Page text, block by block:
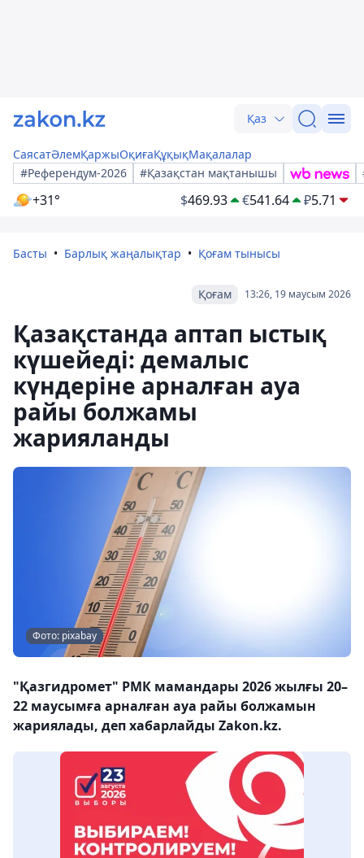
Қаз
СаясатӘлемҚаржыОқиғаҚұқықМақалалар
#Референдум-2026
#Қазақстан мақтанышы
+31° $469.93 €541.64 ₽5.71
Басты Барлық жаңалықтар Қоғам тынысы
13:26, 19 маусым 2026
Қоғам
Қазақстанда аптап ыстық
күшейеді: демалыс
күндеріне арналған ауа
райы болжамы
жарияланды
Фото: pixabay
"Қазгидромет" РМК мамандары 2026 жылғы 20–
22 маусымға арналған ауа райы болжамын
жариялады, деп хабарлайды Zakon.kz.